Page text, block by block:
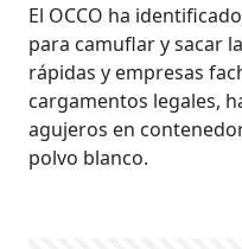
El OCCO ha
para camuflar y sacar
rápidas y empresas
cargamentos legales,
agujeros en
polvo blanco.